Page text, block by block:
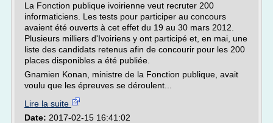
La Fonction publique ivoirienne veut recruter 200
informaticiens. Les tests pour participer au concours
avaient été ouverts à cet effet du 19 au 30 mars 2012.
Plusieurs milliers d'Ivoiriens y ont participé et, en mai, une
liste des candidats retenus afin de concourir pour les 200
places disponibles a été publiée.
Gnamien Konan, ministre de la Fonction publique, avait
voulu que les épreuves se déroulent...
Lire la suite
Date: 2017-02-15 16:41:02